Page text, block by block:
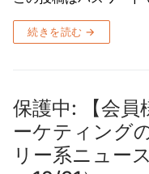
続きを読む →
保護中: 【会員
ーケティング
リー系ニュー